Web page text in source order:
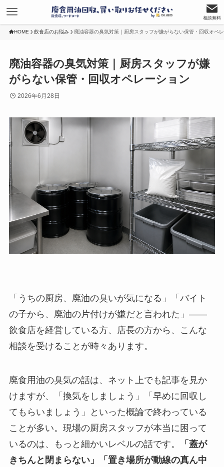
相談無料
HOME 飲食店のお悩み 廃油容器の臭気対策｜厨房スタッフが嫌がらない保管・回収オペ
廃油容器の臭気対策｜厨房スタッフが嫌
がらない保管・回収オペレーション
2026年6月28日
「うちの厨房、廃油の臭いが気になる」「バイト
の子から、廃油の片付けが嫌だと言われた」——
飲食店を経営している方、店長の方から、こんな
相談を受けることが時々あります。
廃食用油の臭気の話は、ネット上でも記事を見か
けますが、「換気をしましょう」「早めに回収し
てもらいましょう」といった概論で終わっている
ことが多い。現場の厨房スタッフが本当に困って
いるのは、もっと細かいレベルの話です。
「蓋が
きちんと閉まらない」「置き場所が動線の真ん中